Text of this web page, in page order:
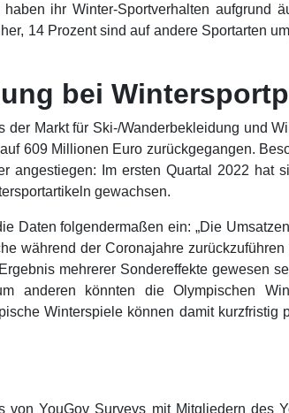
ihr Winter-Sportverhalten aufgrund
14 Prozent sind auf andere Sportarten
bei
der Markt für Ski-/Wanderbekleidung und
609 Millionen Euro zurückgegangen.
angestiegen: Im ersten Quartal 2022 hat
gewachsen.
Daten folgendermaßen ein: „Die
während der Coronajahre
mehrerer Sondereffekte gewesen
anderen könnten die Olympischen
Winterspiele können damit kurzfristig
YouGov Surveys mit Mitgliedern des